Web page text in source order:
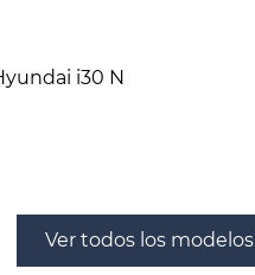
Ver todos los modelos